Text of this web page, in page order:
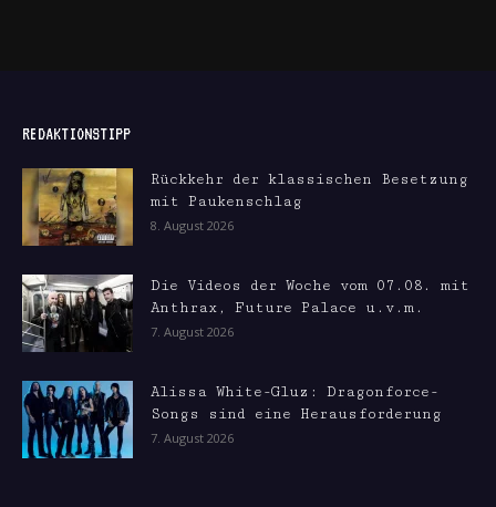
REDAKTIONSTIPP
Rückkehr der klassischen Besetzung
mit Paukenschlag
8. August 2026
Die Videos der Woche vom 07.08. mit
Anthrax, Future Palace u.v.m.
7. August 2026
Alissa White-Gluz: Dragonforce-
Songs sind eine Herausforderung
7. August 2026